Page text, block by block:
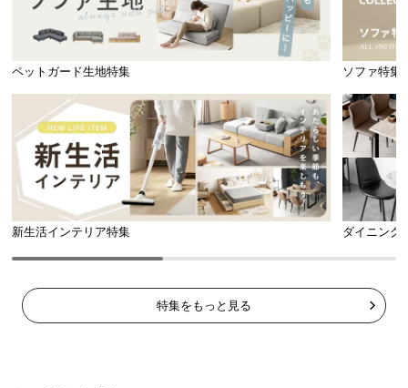
ペットガード生地特集 ソファ特集
新生活インテリア特集 ダイニング
特集をもっと見る